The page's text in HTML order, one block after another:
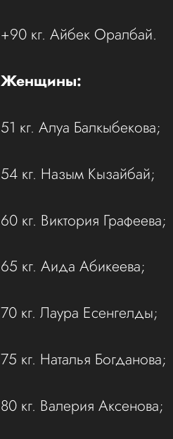
+90 кг. Айбек Оралбай.
Женщины:
51 кг. Алуа Балкыбекова;
54 кг. Назым Кызайбай;
60 кг. Виктория Графеева;
65 кг. Аида Абикеева;
70 кг. Лаура Есенгелды;
75 кг. Наталья Богданова;
80 кг. Валерия Аксенова;